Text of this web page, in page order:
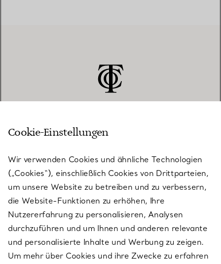
KUNDENSERVICE
SERVICES
ÜBER TIFFANY & CO.
RECHTLICHE HINWEISE
Cookie-Einstellungen
Wir verwenden Cookies und ähnliche Technologien
(„Cookies“), einschließlich Cookies von Drittparteien,
um unsere Website zu betreiben und zu verbessern,
die Website-Funktionen zu erhöhen, Ihre
Nutzererfahrung zu personalisieren, Analysen
durchzuführen und um Ihnen und anderen relevante
und personalisierte Inhalte und Werbung zu zeigen.
Um mehr über Cookies und ihre Zwecke zu erfahren